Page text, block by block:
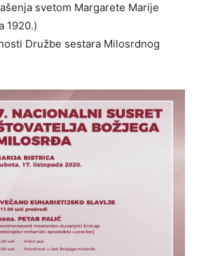
svetom Margarete Marije
1920.)
Družbe sestara Milosrdnog